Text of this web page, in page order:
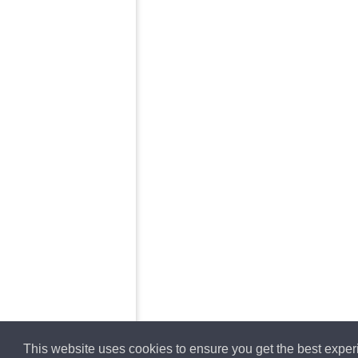
This website uses cookies to ensure you get the best